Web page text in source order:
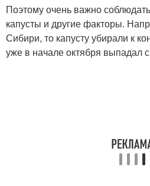
Поэтому очень важно
капусты и другие факторы.
Сибири, то капусту убирали к
уже в начале октября выпадал